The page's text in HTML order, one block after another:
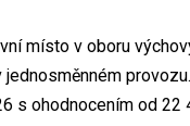
místo v oboru
jednosměnném
s ohodnocením od